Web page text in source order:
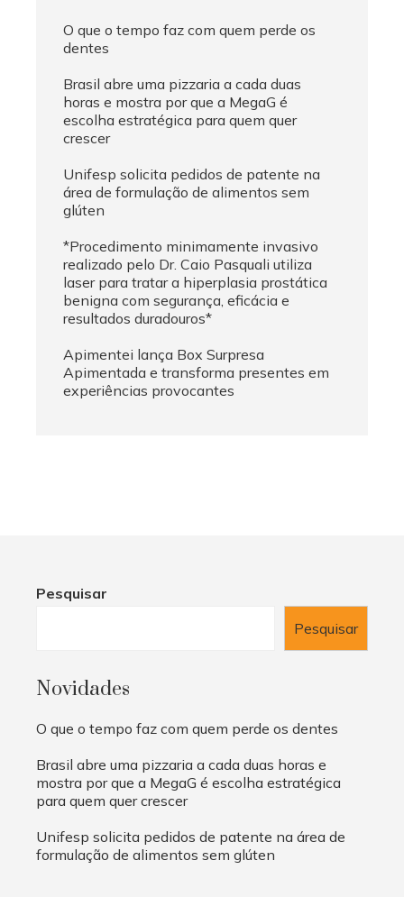
O que o tempo faz com quem perde os
dentes
Brasil abre uma pizzaria a cada duas
horas e mostra por que a MegaG é
escolha estratégica para quem quer
crescer
Unifesp solicita pedidos de patente na
área de formulação de alimentos sem
glúten
*Procedimento minimamente invasivo
realizado pelo Dr. Caio Pasquali utiliza
laser para tratar a hiperplasia prostática
benigna com segurança, eficácia e
resultados duradouros*
Apimentei lança Box Surpresa
Apimentada e transforma presentes em
experiências provocantes
Pesquisar
Pesquisar
Novidades
O que o tempo faz com quem perde os dentes
Brasil abre uma pizzaria a cada duas horas e
mostra por que a MegaG é escolha estratégica
para quem quer crescer
Unifesp solicita pedidos de patente na área de
formulação de alimentos sem glúten